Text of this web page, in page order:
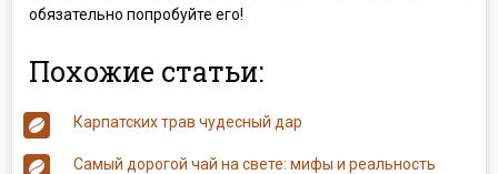
обязательно попробуйте его!
Похожие статьи:
Карпатских трав чудесный дар
Самый дорогой чай на свете: мифы и реальность